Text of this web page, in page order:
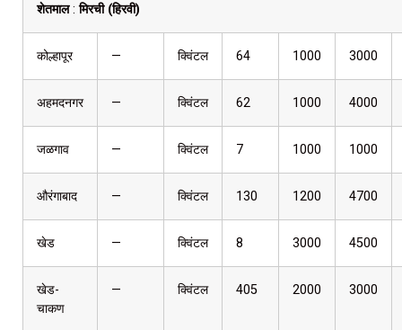
शेतमाल:मिरची (हिरवी)
कोल्हापूर — क्विंटल 64 1000 3000
अहमदनगर — क्विंटल 62 1000 4000
जळगाव — क्विंटल 7 1000 1000
औरंगाबाद — क्विंटल 130 1200 4700
खेड — क्विंटल 8 3000 4500
खेड-
चाकण
— क्विंटल 405 2000 3000